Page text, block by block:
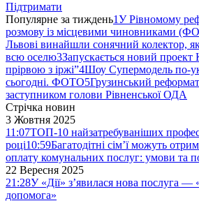
Підтримати
Популярне за тиждень1У Рівномому
розмову із місцевими чиновниками
Львові винайшли сонячний колектор,
всю оселю3Запускається новий
прірвою з іржі”4Шоу Супермодель по-
сьогодні. ФОТО5Грузинський
заступником голови Рівненської ОДА
Стрічка новин
3 Жовтня 2025
11:07ТОП-10 найзатребуваніших
році10:59Багатодітні сім’ї можуть
оплату комунальних послуг: умови та
22 Вересня 2025
21:28У «Дії» з’явилася нова послуга —
допомога»